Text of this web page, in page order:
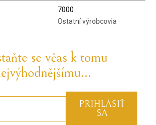
7000
Ostatní výrobcovia
se včas k tomu